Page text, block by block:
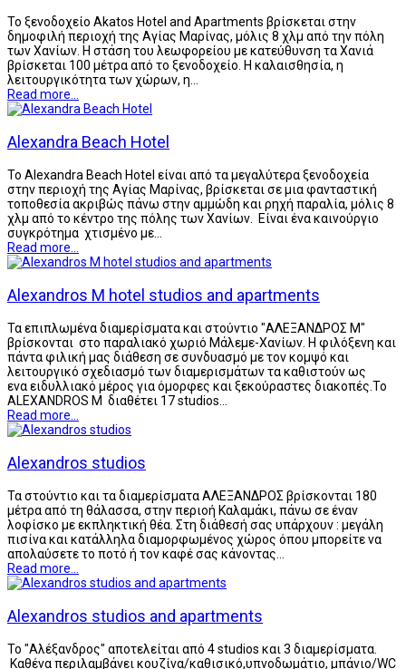
Το ξενοδοχείο Akatos Hotel and Apartments βρίσκεται στην
δημοφιλή περιοχή της Αγίας Μαρίνας, μόλις 8 χλμ από την πόλη
των Χανίων. Η στάση του λεωφορείου με κατεύθυνση τα Χανιά
βρίσκεται 100 μέτρα από το ξενοδοχείο. Η καλαισθησία, η
λειτουργικότητα των χώρων, η…
Read more...
Alexandra Beach Hotel
Το Alexandra Beach Hotel είναι από τα μεγαλύτερα ξενοδοχεία
στην περιοχή της Αγίας Μαρίνας, βρίσκεται σε μια φανταστική
τοποθεσία ακριβώς πάνω στην αμμώδη και ρηχή παραλία, μόλις 8
χλμ από το κέντρο της πόλης των Χανίων. Είναι ένα καινούργιο
συγκρότημα χτισμένο με…
Read more...
Alexandros M hotel studios and apartments
Τα επιπλωμένα διαμερίσματα και στούντιο "ΑΛΕΞΑΝΔΡΟΣ Μ"
βρίσκονται στο παραλιακό χωριό Μάλεμε-Χανίων. Η φιλόξενη και
πάντα φιλική μας διάθεση σε συνδυασμό με τον κομψό και
λειτουργικό σχεδιασμό των διαμερισμάτων τα καθιστούν ως
ενα ειδυλλιακό μέρος για όμορφες και ξεκούραστες διακοπές.Το
ALEXANDROS M διαθέτει 17 studios…
Read more...
Alexandros studios
Τα στούντιο και τα διαμερίσματα ΑΛΕΞΑΝΔΡΟΣ βρίσκονται 180
μέτρα από τη θάλασσα, στην περιοή Καλαμάκι, πάνω σε έναν
λοφίσκο με εκπληκτική θέα. Στη διάθεσή σας υπάρχουν : μεγάλη
πισίνα και κατάλληλα διαμορφωμένος χώρος όπου μπορείτε να
απολαύσετε το ποτό ή τον καφέ σας κάνοντας…
Read more...
Alexandros studios and apartments
Το "Αλέξανδρος" αποτελείται από 4 studios και 3 διαμερίσματα.
Καθένα περιλαμβάνει κουζίνα/καθισικό,υπνοδωμάτιο, μπάνιο/WC